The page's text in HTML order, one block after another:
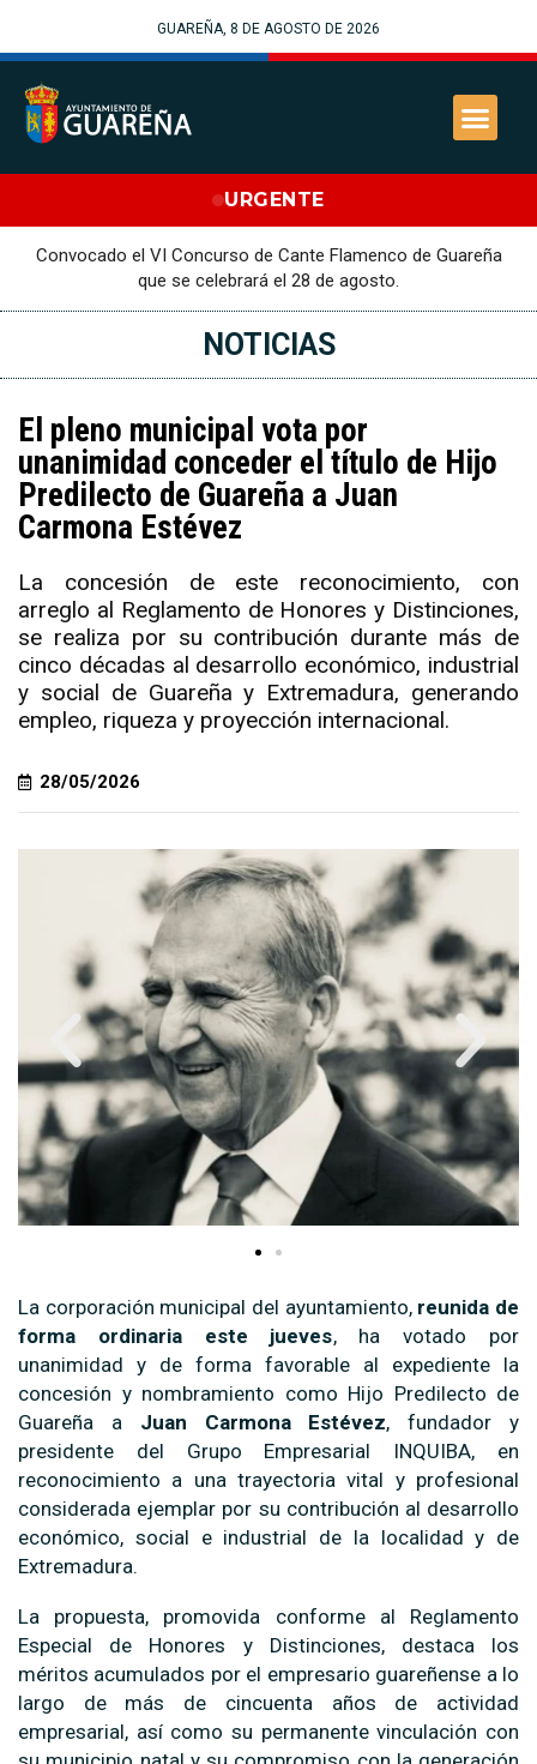
GUAREÑA, 8 DE AGOSTO DE 2026
URGENTE
Convocado el VI Concurso de Cante Flamenco de Guareña
que se celebrará el 28 de agosto.
NOTICIAS
El pleno municipal vota por
unanimidad conceder el título de Hijo
Predilecto de Guareña a Juan
Carmona Estévez
La concesión de este reconocimiento, con
arreglo al Reglamento de Honores y Distinciones,
se realiza por su contribución durante más de
cinco décadas al desarrollo económico, industrial
y social de Guareña y Extremadura, generando
empleo, riqueza y proyección internacional.
28/05/2026
La corporación municipal del ayuntamiento, reunida de
forma ordinaria este jueves, ha votado por
unanimidad y de forma favorable al expediente la
concesión y nombramiento como Hijo Predilecto de
Guareña a Juan Carmona Estévez, fundador y
presidente del Grupo Empresarial INQUIBA, en
reconocimiento a una trayectoria vital y profesional
considerada ejemplar por su contribución al desarrollo
económico, social e industrial de la localidad y de
Extremadura.
La propuesta, promovida conforme al Reglamento
Especial de Honores y Distinciones, destaca los
méritos acumulados por el empresario guareñense a lo
largo de más de cincuenta años de actividad
empresarial, así como su permanente vinculación con